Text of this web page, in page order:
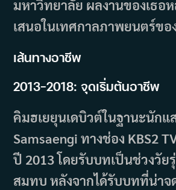
มหาวิทยาลัย ผลงานของเธอ
เสนอในเทศกาลภาพยนตร์ขอ
เส้นทางอาชีพ
2013–2018: จุดเริ่มต้นอาชีพ
คิมฮเยยุนเดบิวต์ในฐานะนักแ
Samsaengi ทางช่อง KBS2
ปี 2013 โดยรับบทเป็นช่วงวัย
สมทบ หลังจากได้รับบทที่น่าจ